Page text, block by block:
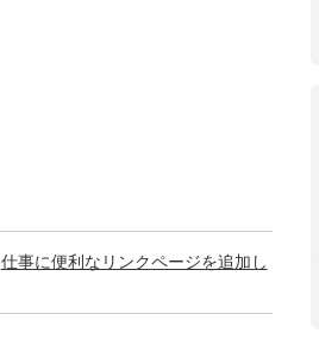
仕事に便利なリンクページを追加し